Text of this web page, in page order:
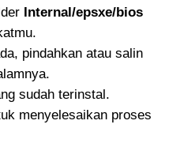
Internal/epsxe/bios
pindahkan atau salin
sudah terinstal.
menyelesaikan proses